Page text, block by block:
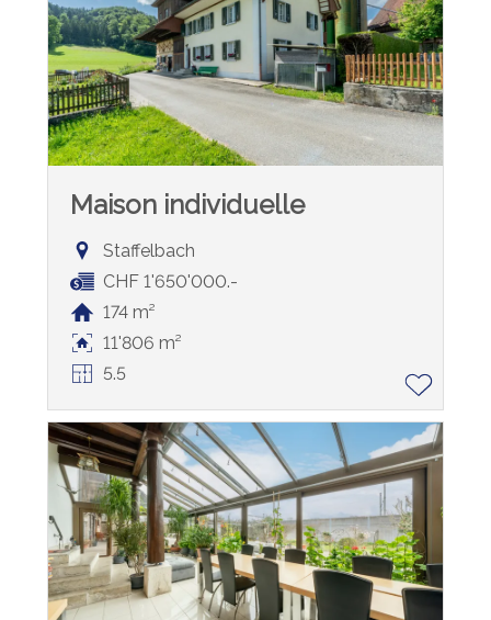
Maison individuelle
Staffelbach
CHF 1'650'000.-
174 m²
11'806 m²
5.5